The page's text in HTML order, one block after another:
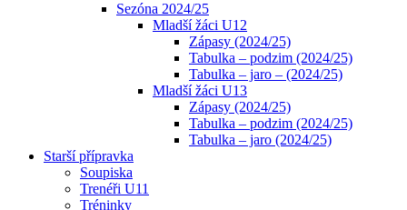
Sezóna 2024/25
Mladší žáci U12
Zápasy (2024/25)
Tabulka – podzim (2024/25)
Tabulka – jaro – (2024/25)
Mladší žáci U13
Zápasy (2024/25)
Tabulka – podzim (2024/25)
Tabulka – jaro (2024/25)
Starší přípravka
Soupiska
Trenéři U11
Tréninky